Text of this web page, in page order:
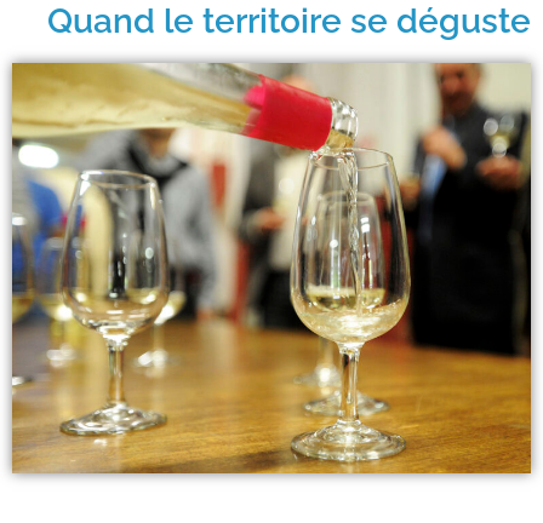
Quand le territoire se déguste